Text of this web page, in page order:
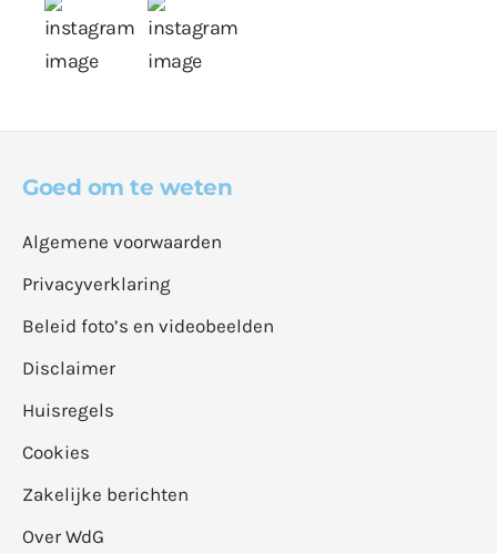
Goed om te weten
Algemene voorwaarden
Privacyverklaring
Beleid foto’s en videobeelden
Disclaimer
Huisregels
Cookies
Zakelijke berichten
Over WdG